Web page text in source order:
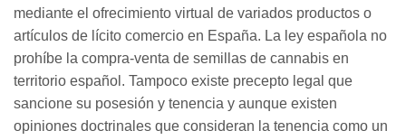
mediante el ofrecimiento virtual de variados productos o
artículos de lícito comercio en España. La ley española no
prohíbe la compra-venta de semillas de cannabis en
territorio español. Tampoco existe precepto legal que
sancione su posesión y tenencia y aunque existen
opiniones doctrinales que consideran la tenencia como un